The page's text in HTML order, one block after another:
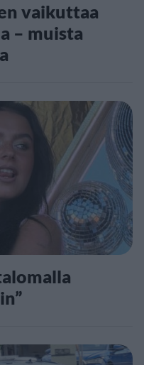
vaikuttaa
– muista